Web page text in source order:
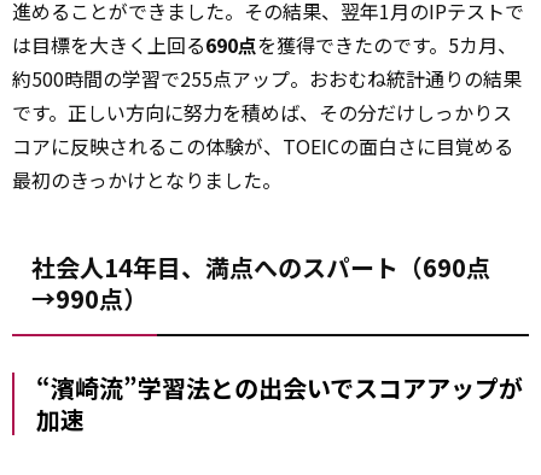
進めることができました。その結果、翌年1月のIPテストで
は目標を大きく上回る690点を獲得できたのです。5カ月、
約500時間の学習で255点アップ。おおむね統計通りの結果
です。正しい方向に努力を積めば、その分だけしっかりス
コアに反映される――この体験が、TOEICの面白さに目覚める
最初のきっかけとなりました。
社会人14年目、満点へのスパート（690点
→990点）
“濱崎流”学習法との出会いでスコアアップが
加速